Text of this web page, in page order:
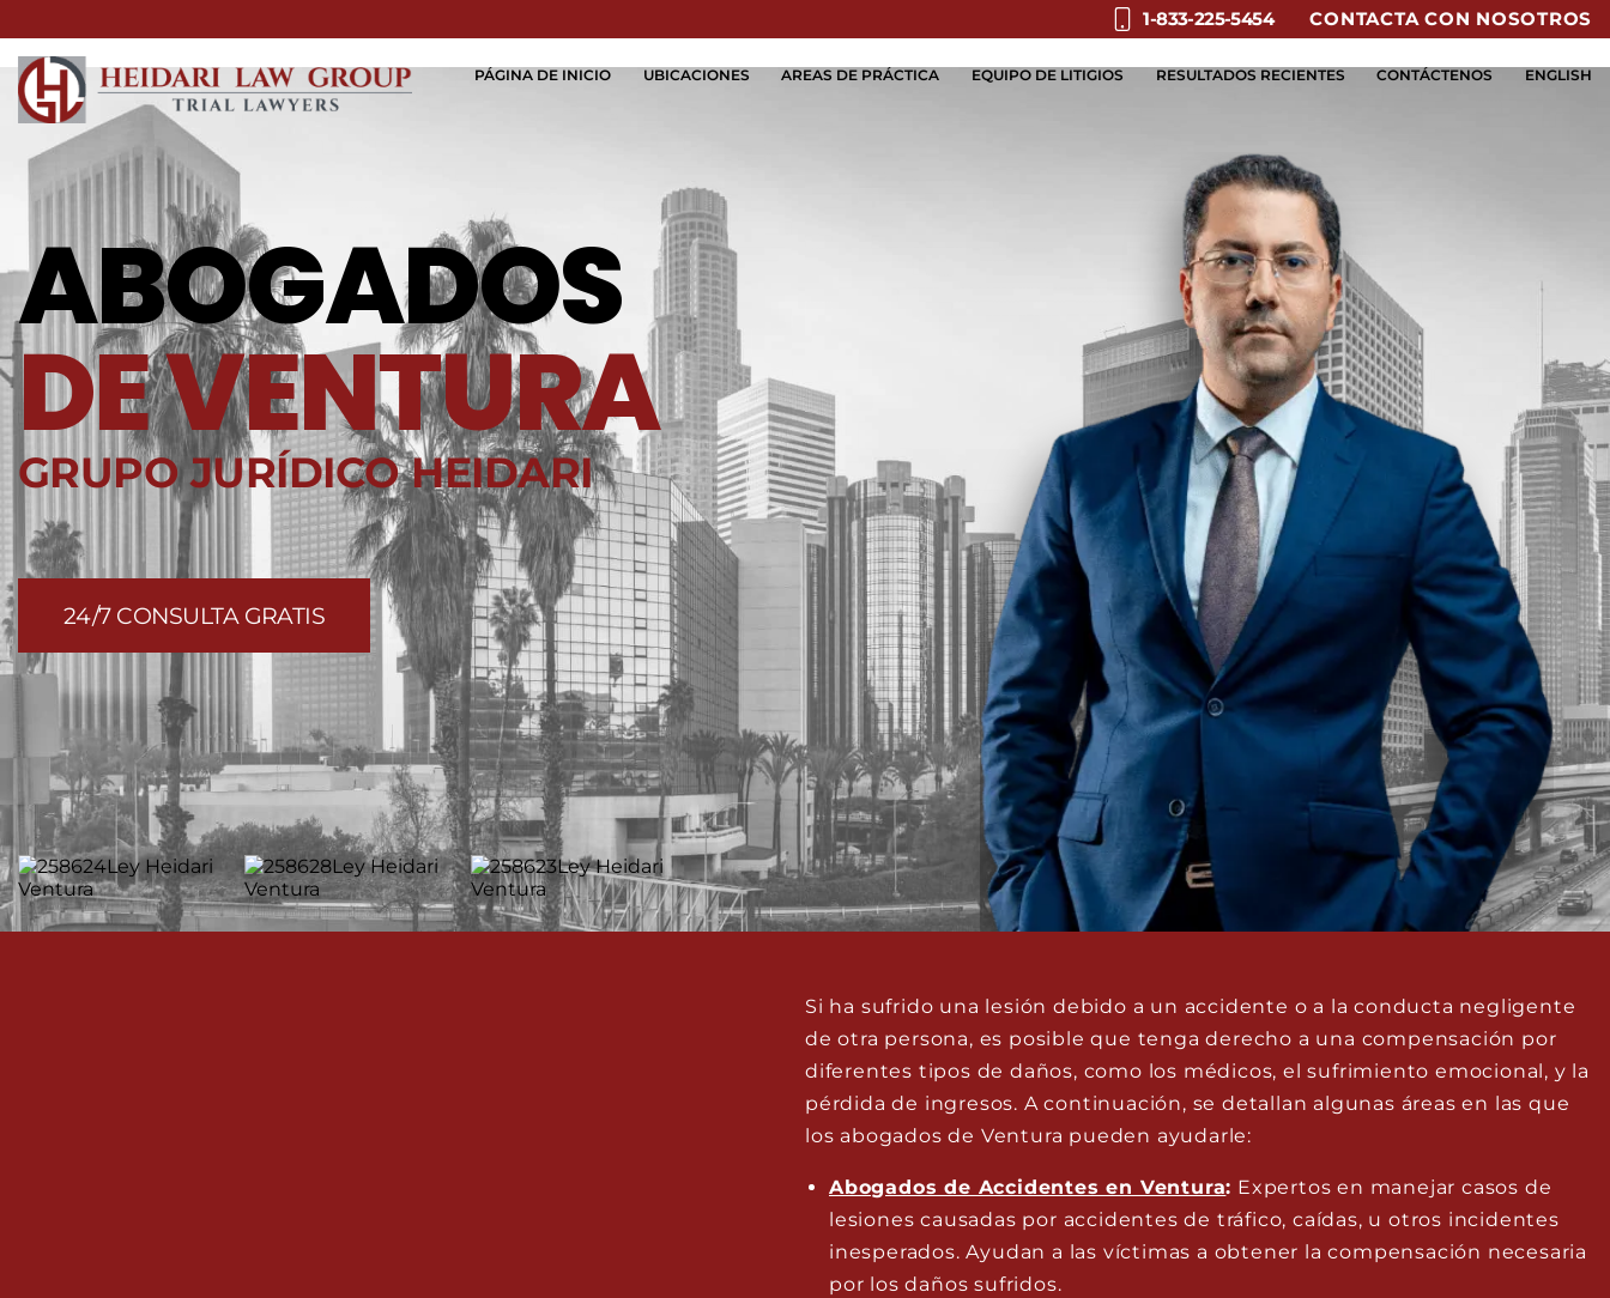
1-833-225-5454 CONTACTA CON NOSOTROS
ENGLISH
PÁGINA DE INICIO UBICACIONES AREAS DE PRÁCTICA EQUIPO DE LITIGIOS RESULTADOS RECIENTES CONTÁCTENOS
ABOGADOS
DE VENTURA
GRUPO JURÍDICO HEIDARI
24/7 CONSULTA GRATIS
Si ha sufrido una lesión debido a un accidente o a la conducta negligente
de otra persona, es posible que tenga derecho a una compensación por
diferentes tipos de daños, como los médicos, el sufrimiento emocional, y la
pérdida de ingresos. A continuación, se detallan algunas áreas en las que
los abogados de Ventura pueden ayudarle:
Abogados de Accidentes en Ventura: Expertos en manejar casos de
lesiones causadas por accidentes de tráfico, caídas, u otros incidentes
inesperados. Ayudan a las víctimas a obtener la compensación necesaria
por los daños sufridos.